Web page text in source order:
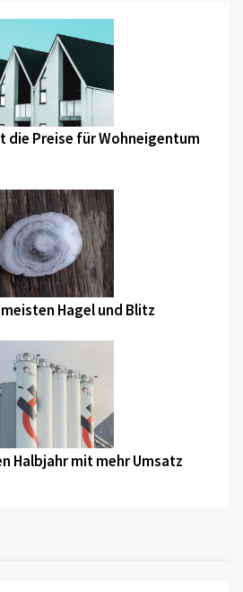
Preise für Wohneigentum
meisten Hagel und Blitz
Halbjahr mit mehr Umsatz